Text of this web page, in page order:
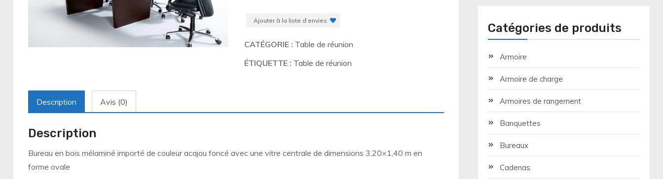
Ajouter à la liste d’envies
CATÉGORIE : Table de réunion
ÉTIQUETTE : Table de réunion
Description Avis (0)
Description
Bureau en bois mélaminé importé de couleur acajou foncé avec une vitre centrale de dimensions 3,20×1,40 m en
forme ovale
Catégories de produits
Armoire
Armoire de charge
Armoires de rangement
Banquettes
Bureaux
Cadenas